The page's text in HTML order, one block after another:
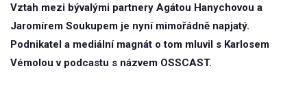
Vztah mezi bývalými partnery Agátou Hanychovou a
Jaromírem Soukupem je nyní mimořádně napjatý.
Podnikatel a mediální magnát o tom mluvil s Karlosem
Vémolou v podcastu s názvem OSSCAST.